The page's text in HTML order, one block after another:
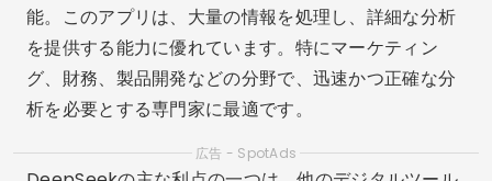
能。このアプリは、大量の情報を処理し、詳細な分析
を提供する能力に優れています。特にマーケティン
グ、財務、製品開発などの分野で、迅速かつ正確な分
析を必要とする専門家に最適です。
広告 - SpotAds